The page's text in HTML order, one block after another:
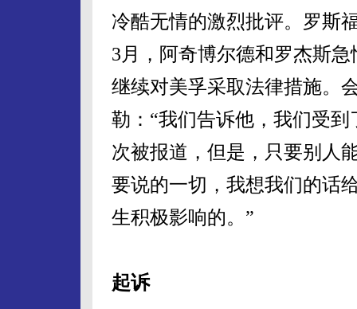
冷酷无情的激烈批评。罗斯
3月，阿奇博尔德和罗杰斯
继续对美孚采取法律措施。
勒：“我们告诉他，我们受
次被报道，但是，只要别人
要说的一切，我想我们的话
生积极影响的。”
起诉